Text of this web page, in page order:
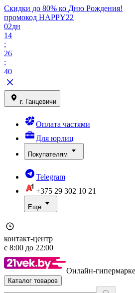
Скидки до 80% ко Дню Рождения!
промокод HAPPY22
02дн
14
:
26
:
40
г. Ганцевичи
Оплата частями
Для юрлиц
Покупателям
Telegram
+375 29 302 10 21
Еще
контакт-центр
с 8:00 до 22:00
Онлайн-
Каталог товаров